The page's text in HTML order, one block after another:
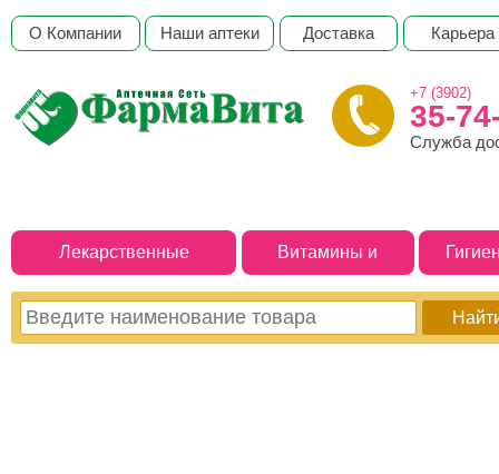
О Компании Наши аптеки Доставка Карьера
+7 (3902)
35-
Служба
Лекарственные
препараты
Витамины и
БАДы